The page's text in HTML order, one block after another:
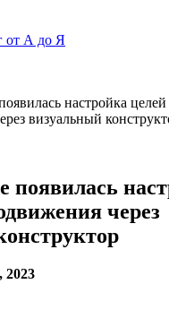
от А до Я
настройка целей
визуальный
появилась
через
2023